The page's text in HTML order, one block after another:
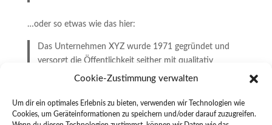
Cookie-Zustimmung verwalten
Um dir ein optimales Erlebnis zu bieten, verwenden wir Technologien wie
Cookies, um Geräteinformationen zu speichern und/oder darauf zuzugreifen.
…oder so etwas wie das hier:
Das Unternehmen XYZ wurde 1971 gegründet und
versorgt die Öffentlichkeit seither mit qualitativ
hochwertigen Produkten. An seinem Standort in einer
Menschen und unterstützt die Stadtbewohner in
vielfacher Hinsicht.